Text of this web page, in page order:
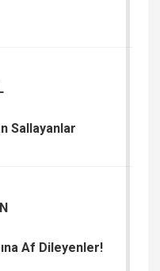
Sallayanlar
Af Dileyenler!